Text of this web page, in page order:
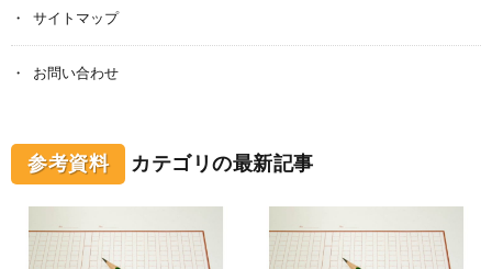
サイトマップ
お問い合わせ
参考資料 カテゴリの最新記事